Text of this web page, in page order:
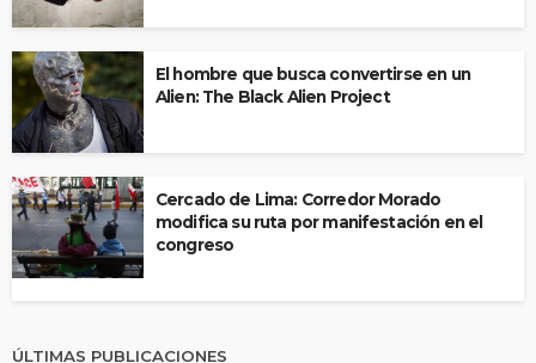
El hombre que busca convertirse en un
Alien: The Black Alien Project
Cercado de Lima: Corredor Morado
modifica su ruta por manifestación en el
congreso
ÚLTIMAS PUBLICACIONES